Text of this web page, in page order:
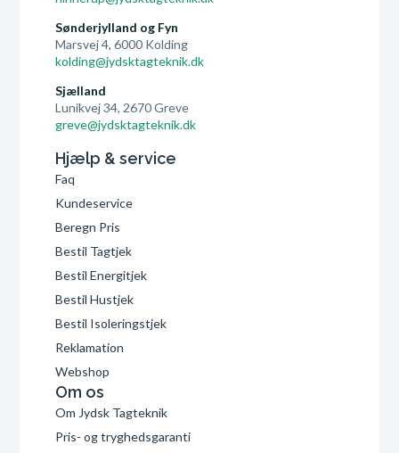
Sønderjylland og Fyn
Marsvej 4, 6000 Kolding
kolding@jydsktagteknik.dk
Sjælland
Lunikvej 34, 2670 Greve
greve@jydsktagteknik.dk
Hjælp & service
Faq
Kundeservice
Beregn Pris
Bestil Tagtjek
Bestil Energitjek
Bestil Hustjek
Bestil Isoleringstjek
Reklamation
Webshop
Om os
Om Jydsk Tagteknik
Pris- og tryghedsgaranti